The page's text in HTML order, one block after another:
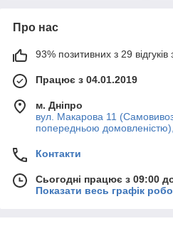
Про нас
93% позитивних з 29 відгуків
Працює з 04.01.2019
м. Дніпро
вул. Макарова 11
попередньою
Контакти
Сьогодні працює з 09:00
Показати весь графік